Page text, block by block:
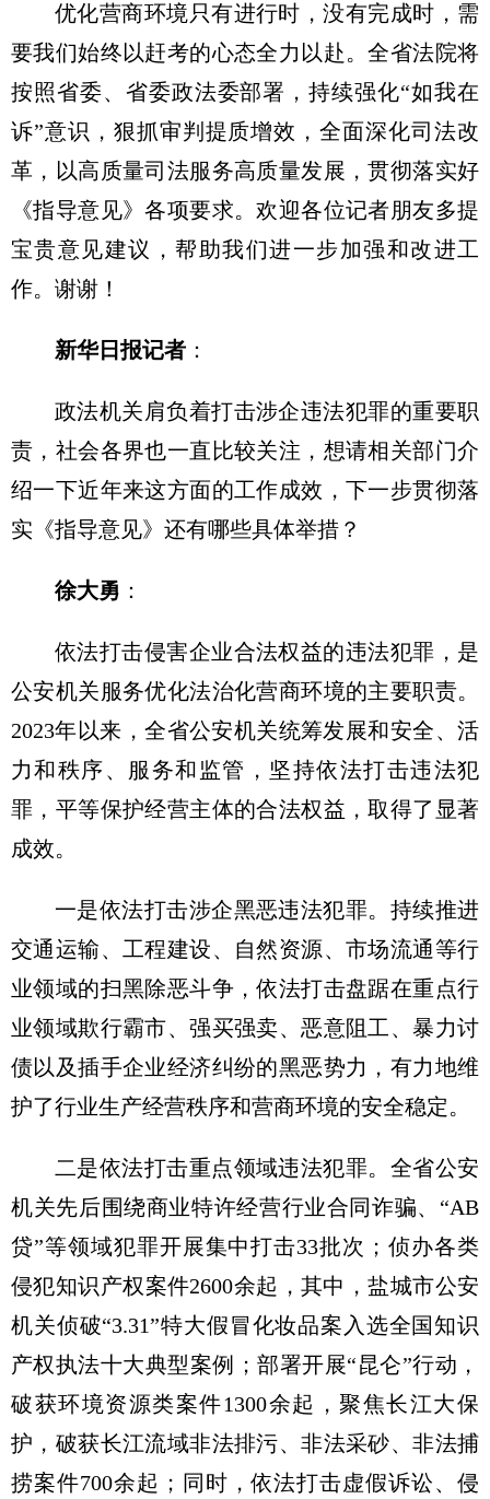
优化营商环境只有进行时，没有完成时，需
要我们始终以赶考的心态全力以赴。全省法院将
按照省委、省委政法委部署，持续强化“如我在
诉”意识，狠抓审判提质增效，全面深化司法改
革，以高质量司法服务高质量发展，贯彻落实好
《指导意见》各项要求。欢迎各位记者朋友多提
宝贵意见建议，帮助我们进一步加强和改进工
作。谢谢！
新华日报记者 ：
政法机关肩负着打击涉企违法犯罪的重要职
责，社会各界也一直比较关注，想请相关部门介
绍一下近年来这方面的工作成效，下一步贯彻落
实《指导意见》还有哪些具体举措？
徐大勇 ：
依法打击侵害企业合法权益的违法犯罪，是
公安机关服务优化法治化营商环境的主要职责。
2023年以来，全省公安机关统筹发展和安全、活
力和秩序、服务和监管，坚持依法打击违法犯
罪，平等保护经营主体的合法权益，取得了显著
成效。
一是依法打击涉企黑恶违法犯罪。持续推进
交通运输、工程建设、自然资源、市场流通等行
业领域的扫黑除恶斗争，依法打击盘踞在重点行
业领域欺行霸市、强买强卖、恶意阻工、暴力讨
债以及插手企业经济纠纷的黑恶势力，有力地维
护了行业生产经营秩序和营商环境的安全稳定。
二是依法打击重点领域违法犯罪。全省公安
机关先后围绕商业特许经营行业合同诈骗、“AB
贷”等领域犯罪开展集中打击33批次；侦办各类
侵犯知识产权案件2600余起，其中，盐城市公安
机关侦破“3.31”特大假冒化妆品案入选全国知识
产权执法十大典型案例；部署开展“昆仑”行动，
破获环境资源类案件1300余起，聚焦长江大保
护，破获长江流域非法排污、非法采砂、非法捕
捞案件700余起；同时，依法打击虚假诉讼、侵